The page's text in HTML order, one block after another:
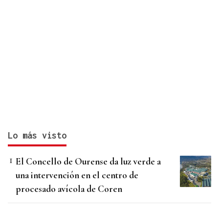
Lo más visto
El Concello de Ourense da luz verde a
una intervención en el centro de
procesado avícola de Coren